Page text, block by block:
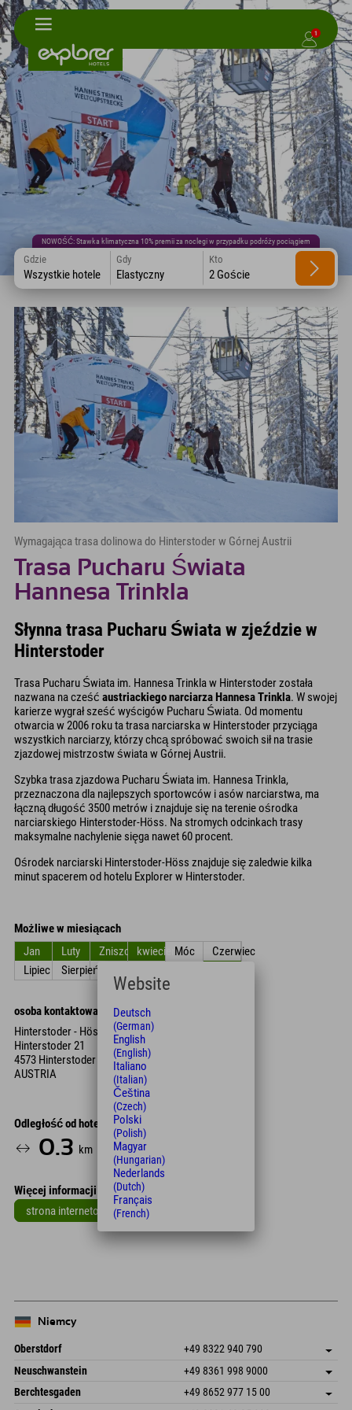
1
NOWOŚĆ: Stawka klimatyczna 10% premii za noclegi w przypadku podróży pociągiem
Gdzie
Wszystkie hotele
Gdy
Elastyczny
Kto
2 Goście
Wymagająca trasa dolinowa do Hinterstoder w Górnej Austrii
Trasa Pucharu Świata
Hannesa Trinkla
Słynna trasa Pucharu Świata w zjeździe w
Hinterstoder
Trasa Pucharu Świata im. Hannesa Trinkla w Hinterstoder została
nazwana na cześć austriackiego narciarza Hannesa Trinkla. W swojej
karierze wygrał sześć wyścigów Pucharu Świata. Od momentu
otwarcia w 2006 roku ta trasa narciarska w Hinterstoder przyciąga
wszystkich narciarzy, którzy chcą spróbować swoich sił na trasie
zjazdowej mistrzostw świata w Górnej Austrii.
Szybka trasa zjazdowa Pucharu Świata im. Hannesa Trinkla,
przeznaczona dla najlepszych sportowców i asów narciarstwa, ma
łączną długość 3500 metrów i znajduje się na terenie ośrodka
narciarskiego Hinterstoder-Höss. Na stromych odcinkach trasy
maksymalne nachylenie sięga nawet 60 procent.
Ośrodek narciarski Hinterstoder-Höss znajduje się zaledwie kilka
minut spacerem od hotelu Explorer w Hinterstoder.
Możliwe w miesiącach
Jan
Luty ZniszczyćkwiecieńMóc
Czerwiec
Lipiec
Sierpień
osoba kontaktowa
Hinterstoder - Höss Bergbahn
Hinterstoder 21
4573 Hinterstoder
AUSTRIA
Odległość od hotelu
0.3 km 2
Więcej informacji
strona internetowa
Leaflet| Map data © OpenStreetMap contributors
Niemcy
Oberstdorf +49 8322 940 790
An der Breitach 3
87538 Fischen I. Allgäu
Niemcy
Zapisz adres
Informacje o przyjeździe
Książka
Neuschwanstein +49 8361 998 9000
An der Riese 45
87484 Nesselwang im Allgäu
Zapisz adres
Berchtesgaden +49 8652 977 15 00
Website
Deutsch
(German)
English
(English)
Italiano
(Italian)
Čeština
(Czech)
Polski
(Polish)
Magyar
(Hungarian)
Nederlands
(Dutch)
Français
(French)